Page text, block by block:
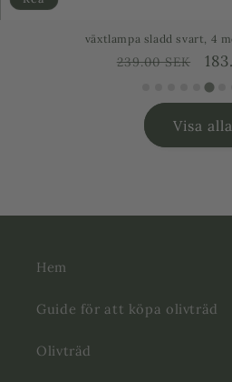
meter, E27-sockel
Visa alla
Hem
Guide för att köpa olivträd
Olivträd